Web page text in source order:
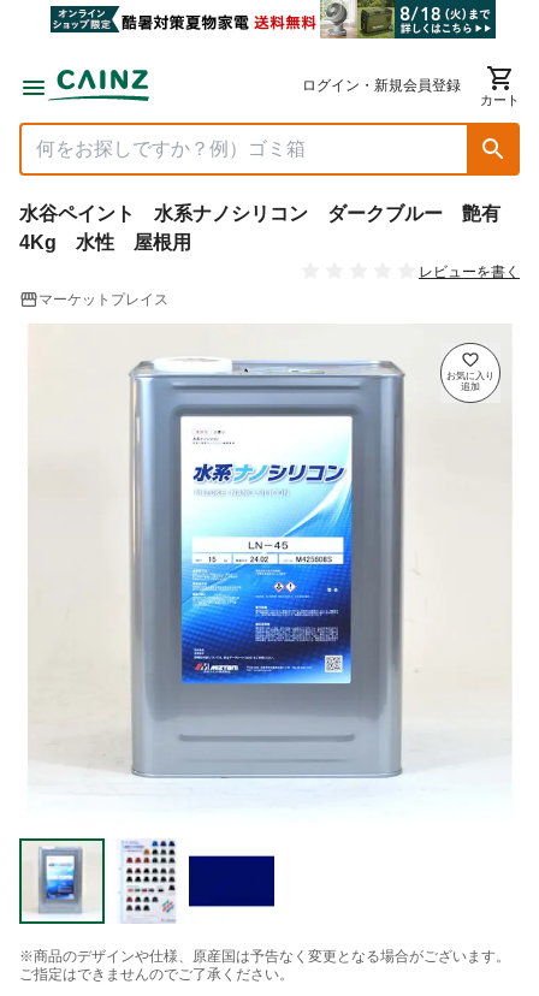
ログイン・新規会員登録
カート
水谷ペイント 水系ナノシリコン ダークブルー 艶有
4Kg 水性 屋根用
レビューを書く
マーケットプレイス
※商品のデザインや仕様、原産国は予告なく変更となる場合がございます。
ご指定はできませんのでご了承ください。